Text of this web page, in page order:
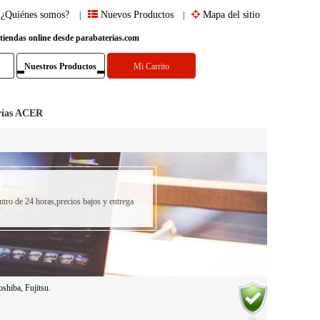
Mapa del sitio
Nuevos Productos
¿Quiénes somos?
online desde parabaterias.com
Nuestros Productos Mi Carrito
ACER
de 24 horas,precios bajos y entrega
Fujitsu.